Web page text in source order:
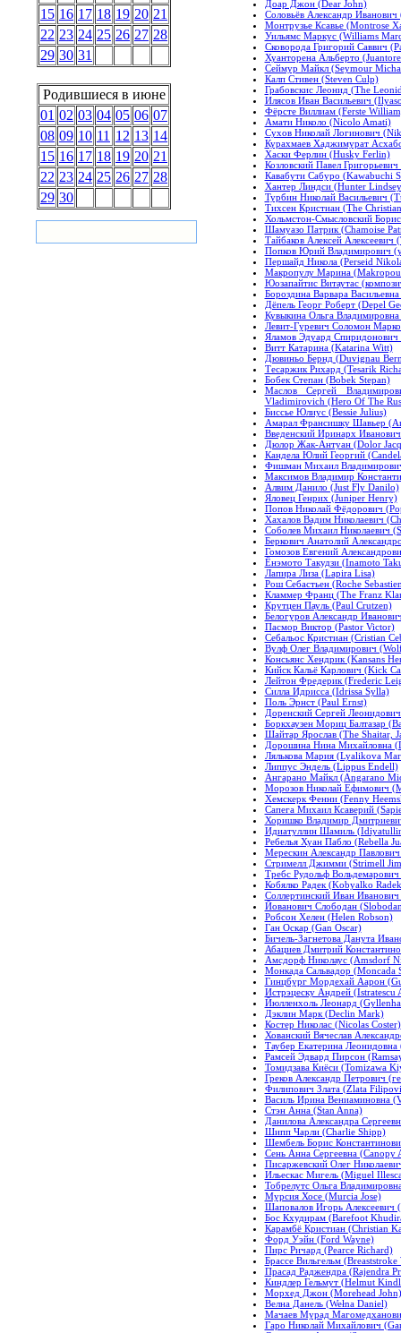
15 16 17 18 19 20 21
22 23 24 25 26 27 28
29 30 31
Родившиеся в июне
01 02 03 04 05 06 07
08 09 10 11 12 13 14
15 16 17 18 19 20 21
22 23 24 25 26 27 28
29 30
Доар Джон (Dear John)
Соловьёв Александр
Монтрузье Ксавье (Montrose
Уильямс Маркус (Williams
Сковорода Григорий Саввич
Хуанторена Альберто
Сеймур Майкл (Seymour
Калп Стивен (Steven Culp)
Грабовскис Леонид (The
Илясов Иван Васильевич
Фёрсте Виллиам (Ferste
Амати Николо (Nicolo Amati)
Сухов Николай Логинович
Курахмаев Хаджимурат
Хаски Ферлин (Husky Ferlin)
Козловский Павел
Кавабути Сабуро (Kawabuchi
Хантер Линдси (Hunter
Турбин Николай Васильевич
Тихсен Кристиан (The
Хольмстон-Смысловский
Шамуазо Патрик (Chamoise
Тайбаков Алексей
Попков Юрий Владимирович
Першайд Никола (Perseid
Макропулу Марина
Юозапайтис Витаутас
Бороздина Варвара
Дёпель Георг Роберт (Depel
Кувыкина Ольга
Левит-Гуревич Соломон
Яламов Эдуард
Витт Катарина (Katarina Witt)
Дювиньо Бернд (Duvignau
Тесаржик Рихард (Tesarik
Бобек Степан (Bobek Stepan)
Маслов Сергей
Vladimirovich (Hero Of The
Биссье Юлиус (Bessie Julius)
Амарал Франсишку Шавьер
Введенский Иринарх
Дюлор Жак-Антуан (Dolor
Кандела Юлий Георгий
Фишман Михаил
Максимов Владимир
Алвим Данило (Just Fly Danilo)
Яловец Генрих (Juniper Henry)
Попов Николай Фёдорович
Хахалов Вадим Николаевич
Соболев Михаил Николаевич
Беркович Анатолий
Гомозов Евгений
Ёнэмото Такудзи (Inamoto
Лапира Лиза (Lapira Lisa)
Рош Себастьен (Roche
Кламмер Франц (The Franz
Крутцен Пауль (Paul Crutzen)
Белогуров Александр
Пасмор Виктор (Pastor Victor)
Себальос Кристиан (Cristian
Вулф Олег Владимирович
Консьянс Хендрик (Kansans
Кийск Кальё Карлович (Kick
Лейтон Фредерик (Frederic
Силла Идрисса (Idrissa Sylla)
Поль Эрнст (Paul Ernst)
Доренский Сергей
Боркхаузен Мориц Балтазар
Шайтар Ярослав (The Shaitar,
Дорошина Нина Михайловна
Лялькова Мария (Lyalikova
Липпус Эндель (Lippus Endell)
Ангарано Майкл (Angarano
Морозов Николай Ефимович
Хемскерк Фенни (Fenny
Сапега Михаил Ксаверий
Хоришко Владимир
Идиатуллин Шамиль
Ребелья Хуан Пабло (Rebella
Мерескин Александр
Стримелл Джимми (Strimell
Требс Рудольф
Кобялко Радек (Kobyalko
Соллертинский Иван
Йованович Слободан
Робсон Хелен (Helen Robson)
Ган Оскар (Gan Oscar)
Бичель-Загнетова Данута
Абациев Дмитрий
Амсдорф Николаус (Amsdorf
Монкада Сальвадор (Moncada
Гинцбург Мордехай Аарон
Истрэцеску Андрей (Istratescu
Йюлленхоль Леонард
Дэклин Марк (Declin Mark)
Костер Николас (Nicolas Coster)
Хованский Вячеслав
Таубер Екатерина
Рамсей Эдвард Пирсон
Томидзава Киёси (Tomizawa
Греков Александр Петрович
Филипович Злата (Zlata
Василь Ирина Вениаминовна
Стэн Анна (Stan Anna)
Данилова Александра
Шипп Чарли (Charlie Shipp)
Шембель Борис
Сень Анна Сергеевна (Canopy
Писаржевский Олег
Ильескас Мигель (Miguel
Тобрелутс Ольга
Мурсия Хосе (Murcia Jose)
Шаповалов Игорь Алексеевич
Бос Кхудирам (Barefoot
Карамбё Кристиан (Christian
Форд Уэйн (Ford Wayne)
Пирс Ричард (Pearce Richard)
Брассе Вильгельм
Прасад Раджендра (Rajendra
Киндлер Гельмут (Helmut
Морхед Джон (Morehead John)
Велна Данель (Wełna Daniel)
Мачаев Мурад
Гаро Николай Михайлович